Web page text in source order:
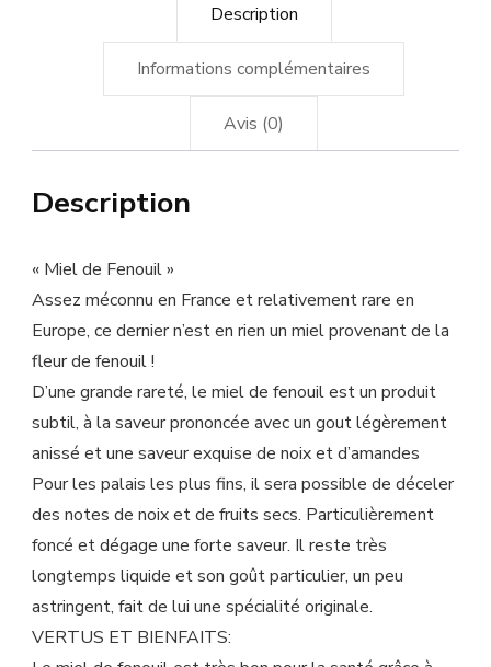
Description
Informations complémentaires
Avis (0)
Description
« Miel de Fenouil »
Assez méconnu en France et relativement rare en
Europe, ce dernier n’est en rien un miel provenant de la
fleur de fenouil !
D’une grande rareté, le miel de fenouil est un produit
subtil, à la saveur prononcée avec un gout légèrement
anissé et une saveur exquise de noix et d’amandes
Pour les palais les plus fins, il sera possible de déceler
des notes de noix et de fruits secs. Particulièrement
foncé et dégage une forte saveur. Il reste très
longtemps liquide et son goût particulier, un peu
astringent, fait de lui une spécialité originale.
VERTUS ET BIENFAITS: